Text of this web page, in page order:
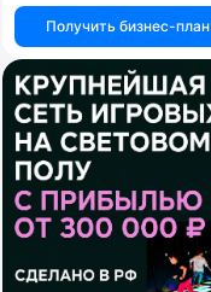
Получить бизнес-план